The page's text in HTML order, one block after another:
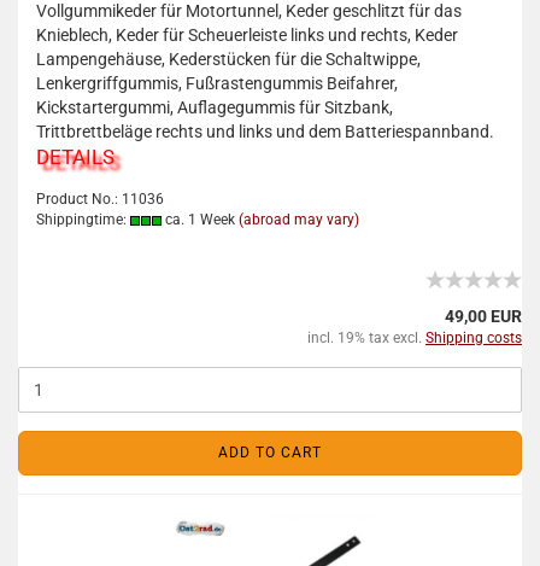
Vollgummikeder für Motortunnel, Keder geschlitzt für das
Knieblech, Keder für Scheuerleiste links und rechts, Keder
Lampengehäuse, Kederstücken für die Schaltwippe,
Lenkergriffgummis, Fußrastengummis Beifahrer,
Kickstartergummi, Auflagegummis für Sitzbank,
Trittbrettbeläge rechts und links und dem Batteriespannband.
DETAILS
Product No.: 11036
Shippingtime:
ca. 1 Week (abroad may vary)
49,00 EUR
incl. 19% tax excl. Shipping costs
ADD TO CART